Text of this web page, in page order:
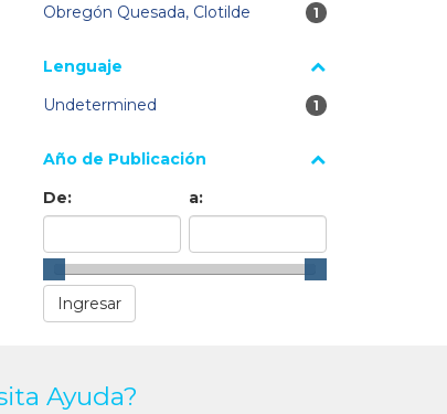
Obregón Quesada, Clotilde
1 resultados
1
Lenguaje
Undetermined
1 resultados
1
Año de Publicación
De:
a:
Ayuda?